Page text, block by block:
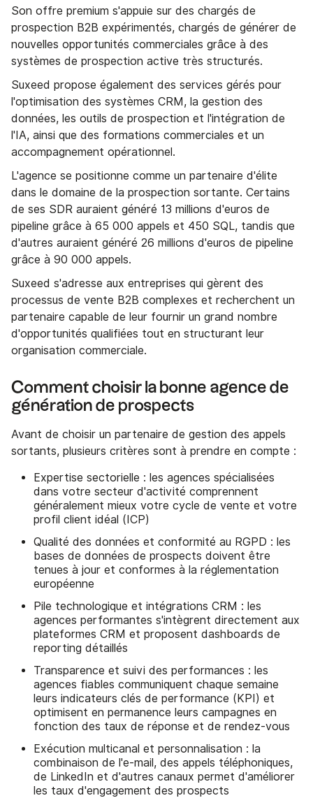
Son offre premium s'appuie sur des chargés de
prospection B2B expérimentés, chargés de générer de
nouvelles opportunités commerciales grâce à des
systèmes de prospection active très structurés.
Suxeed propose également des services gérés pour
l'optimisation des systèmes CRM, la gestion des
données, les outils de prospection et l'intégration de
l'IA, ainsi que des formations commerciales et un
accompagnement opérationnel.
L'agence se positionne comme un partenaire d'élite
dans le domaine de la prospection sortante. Certains
de ses SDR auraient généré 13 millions d'euros de
pipeline grâce à 65 000 appels et 450 SQL, tandis que
d'autres auraient généré 26 millions d'euros de pipeline
grâce à 90 000 appels.
Suxeed s'adresse aux entreprises qui gèrent des
processus de vente B2B complexes et recherchent un
partenaire capable de leur fournir un grand nombre
d'opportunités qualifiées tout en structurant leur
organisation commerciale.
Comment choisir la bonne agence de
génération de prospects
Avant de choisir un partenaire de gestion des appels
sortants, plusieurs critères sont à prendre en compte :
Expertise sectorielle : les agences spécialisées
dans votre secteur d'activité comprennent
généralement mieux votre cycle de vente et votre
profil client idéal (ICP)
Qualité des données et conformité au RGPD : les
bases de données de prospects doivent être
tenues à jour et conformes à la réglementation
européenne
Pile technologique et intégrations CRM : les
agences performantes s'intègrent directement aux
plateformes CRM et proposent dashboards de
reporting détaillés
Transparence et suivi des performances : les
agences fiables communiquent chaque semaine
leurs indicateurs clés de performance (KPI) et
optimisent en permanence leurs campagnes en
fonction des taux de réponse et de rendez-vous
Exécution multicanal et personnalisation : la
combinaison de l'e-mail, des appels téléphoniques,
de LinkedIn et d'autres canaux permet d'améliorer
les taux d'engagement des prospects